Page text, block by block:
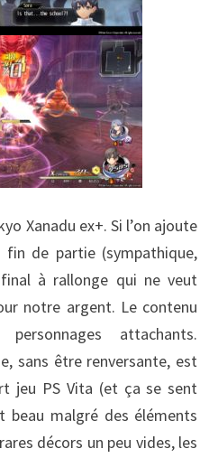
Xanadu ex+. Si l’on ajoute
de partie (sympathique,
à rallonge qui ne veut
notre argent. Le contenu
attachants.
sans être renversante, est
jeu PS Vita (et ça se sent
malgré des éléments
décors un peu vides, les